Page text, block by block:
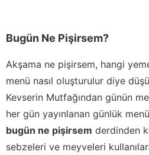
Bugün Ne Pişirsem?
Akşama ne pişirsem, hangi
menü nasıl oluşturulur diye
Kevserin Mutfağından günün
her gün yayınlanan günlük
bugün ne pişirsem derdinden
sebzeleri ve meyveleri